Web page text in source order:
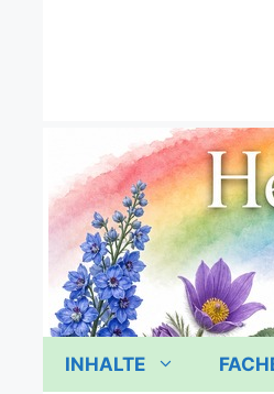
INHALTE